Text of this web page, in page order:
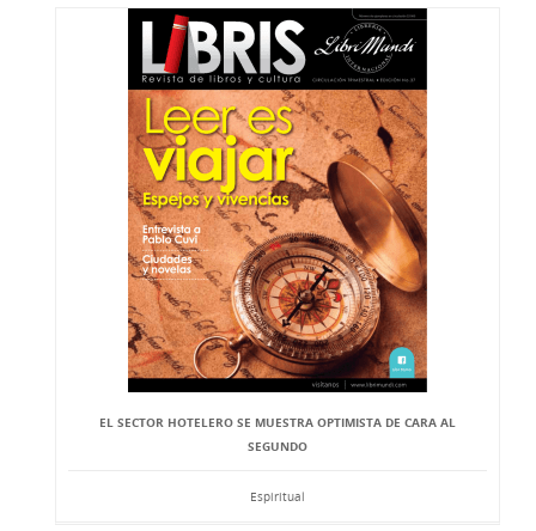
EL SECTOR HOTELERO SE MUESTRA OPTIMISTA DE CARA AL
SEGUNDO
Espiritual